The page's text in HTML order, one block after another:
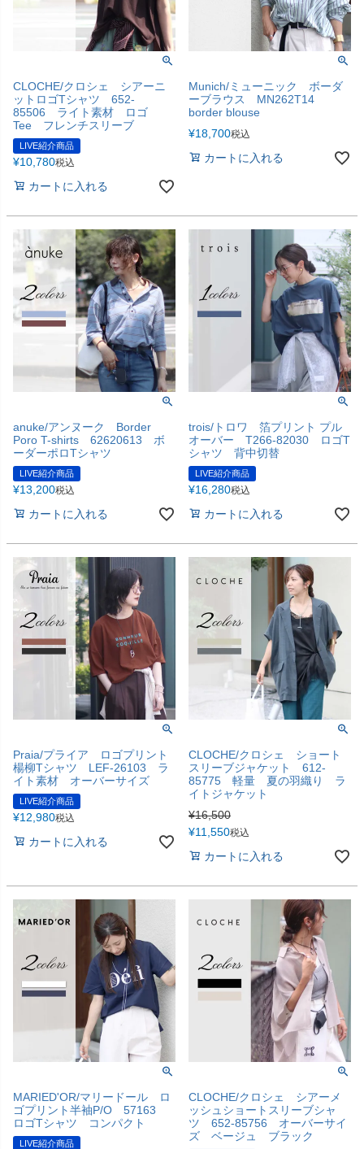
CLOCHE/クロシェ シアーニ
ットロゴTシャツ 652-
85506 ライト素材 ロゴ
Tee フレンチスリーブ
LIVE紹介商品
¥10,780税込
カートに入れる
Munich/ミューニック ボーダ
ーブラウス MN262T14
border blouse
¥18,700税込
カートに入れる
anuke/アンヌーク Border
Poro T-shirts 62620613 ボ
ーダーポロTシャツ
LIVE紹介商品
¥13,200税込
カートに入れる
trois/トロワ 箔プリント プル
オーバー T266-82030 ロゴT
シャツ 背中切替
LIVE紹介商品
¥16,280税込
カートに入れる
Praia/プライア ロゴプリント
楊柳Tシャツ LEF-26103 ラ
イト素材 オーバーサイズ
LIVE紹介商品
¥12,980税込
カートに入れる
CLOCHE/クロシェ ショート
スリーブジャケット 612-
85775 軽量 夏の羽織り ラ
イトジャケット
¥16,500
¥11,550税込
カートに入れる
MARIED'OR/マリードール ロ
ゴプリント半袖P/O 57163
ロゴTシャツ コンパクト
LIVE紹介商品
CLOCHE/クロシェ シアーメ
ッシュショートスリーブシャ
ツ 652‐85756 オーバーサイ
ズ ベージュ ブラック